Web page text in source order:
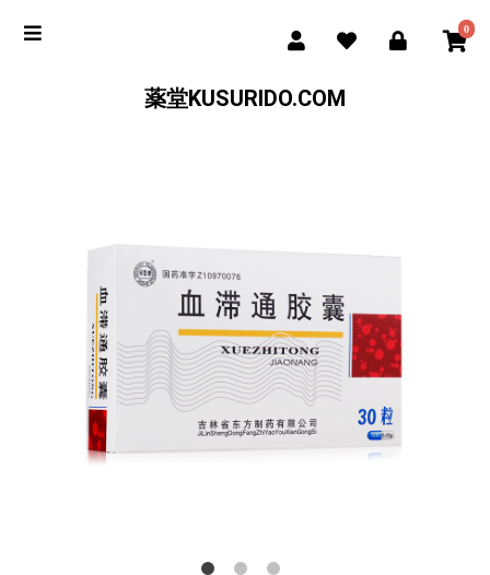
0
薬堂KUSURIDO.COM